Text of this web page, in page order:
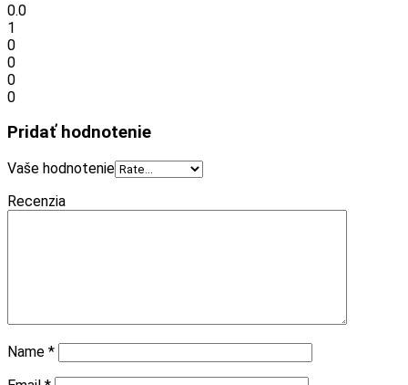
0.0
1
0
0
0
0
Pridať hodnotenie
Vaše hodnotenie
Recenzia
Name *